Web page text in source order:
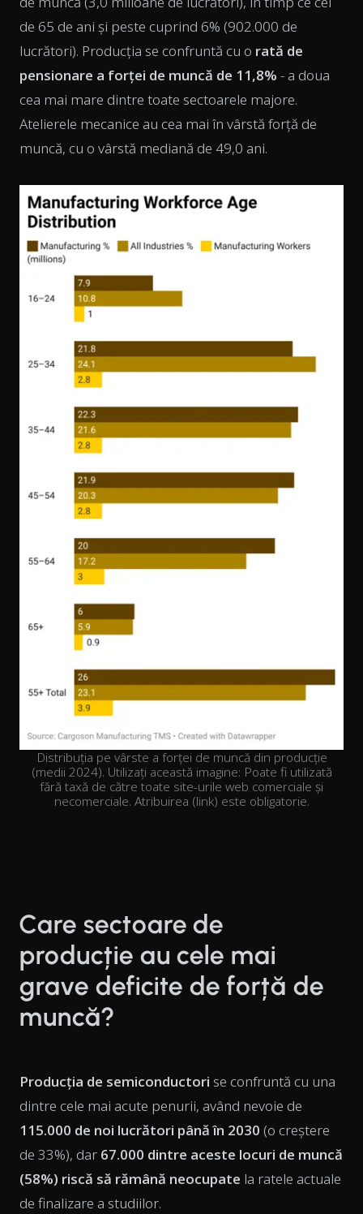
de 65 de ani și peste cuprind 6% (902.000 de
lucrători). Producția se confruntă cu o rată de
pensionare a forței de muncă de 11,8% - a doua
cea mai mare dintre toate sectoarele majore.
Atelierele mecanice au cea mai în vârstă forță de
muncă, cu o vârstă mediană de 49,0 ani.
Distribuția pe vârste a forței de muncă din producție
(medii 2024). Utilizați această imagine: Poate fi utilizată
fără taxă de către toate site-urile web comerciale și
necomerciale. Atribuirea (link) este obligatorie.
Care sectoare de
producție au cele mai
grave deficite de forță de
muncă?
Producția de semiconductori se confruntă cu una
dintre cele mai acute penurii, având nevoie de
115.000 de noi lucrători până în 2030 (o creștere
de 33%), dar 67.000 dintre aceste locuri de muncă
(58%) riscă să rămână neocupate la ratele actuale
de finalizare a studiilor.